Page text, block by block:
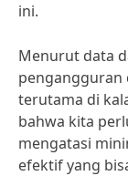
ini.
Menurut data
pengangguran
terutama di
bahwa kita
mengatasi
efektif yang